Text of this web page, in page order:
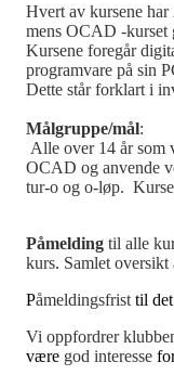
Hvert av kursene har
mens OCAD -kurset
Kursene foregår
programvare på sin
Dette står forklart i
Målgruppe/mål:
Alle over 14 år som
OCAD og anvende
tur-o og o-løp.
Påmelding til alle
kurs. Samlet oversikt
Påmeldingsfrist til
Vi oppfordrer
være god interesse